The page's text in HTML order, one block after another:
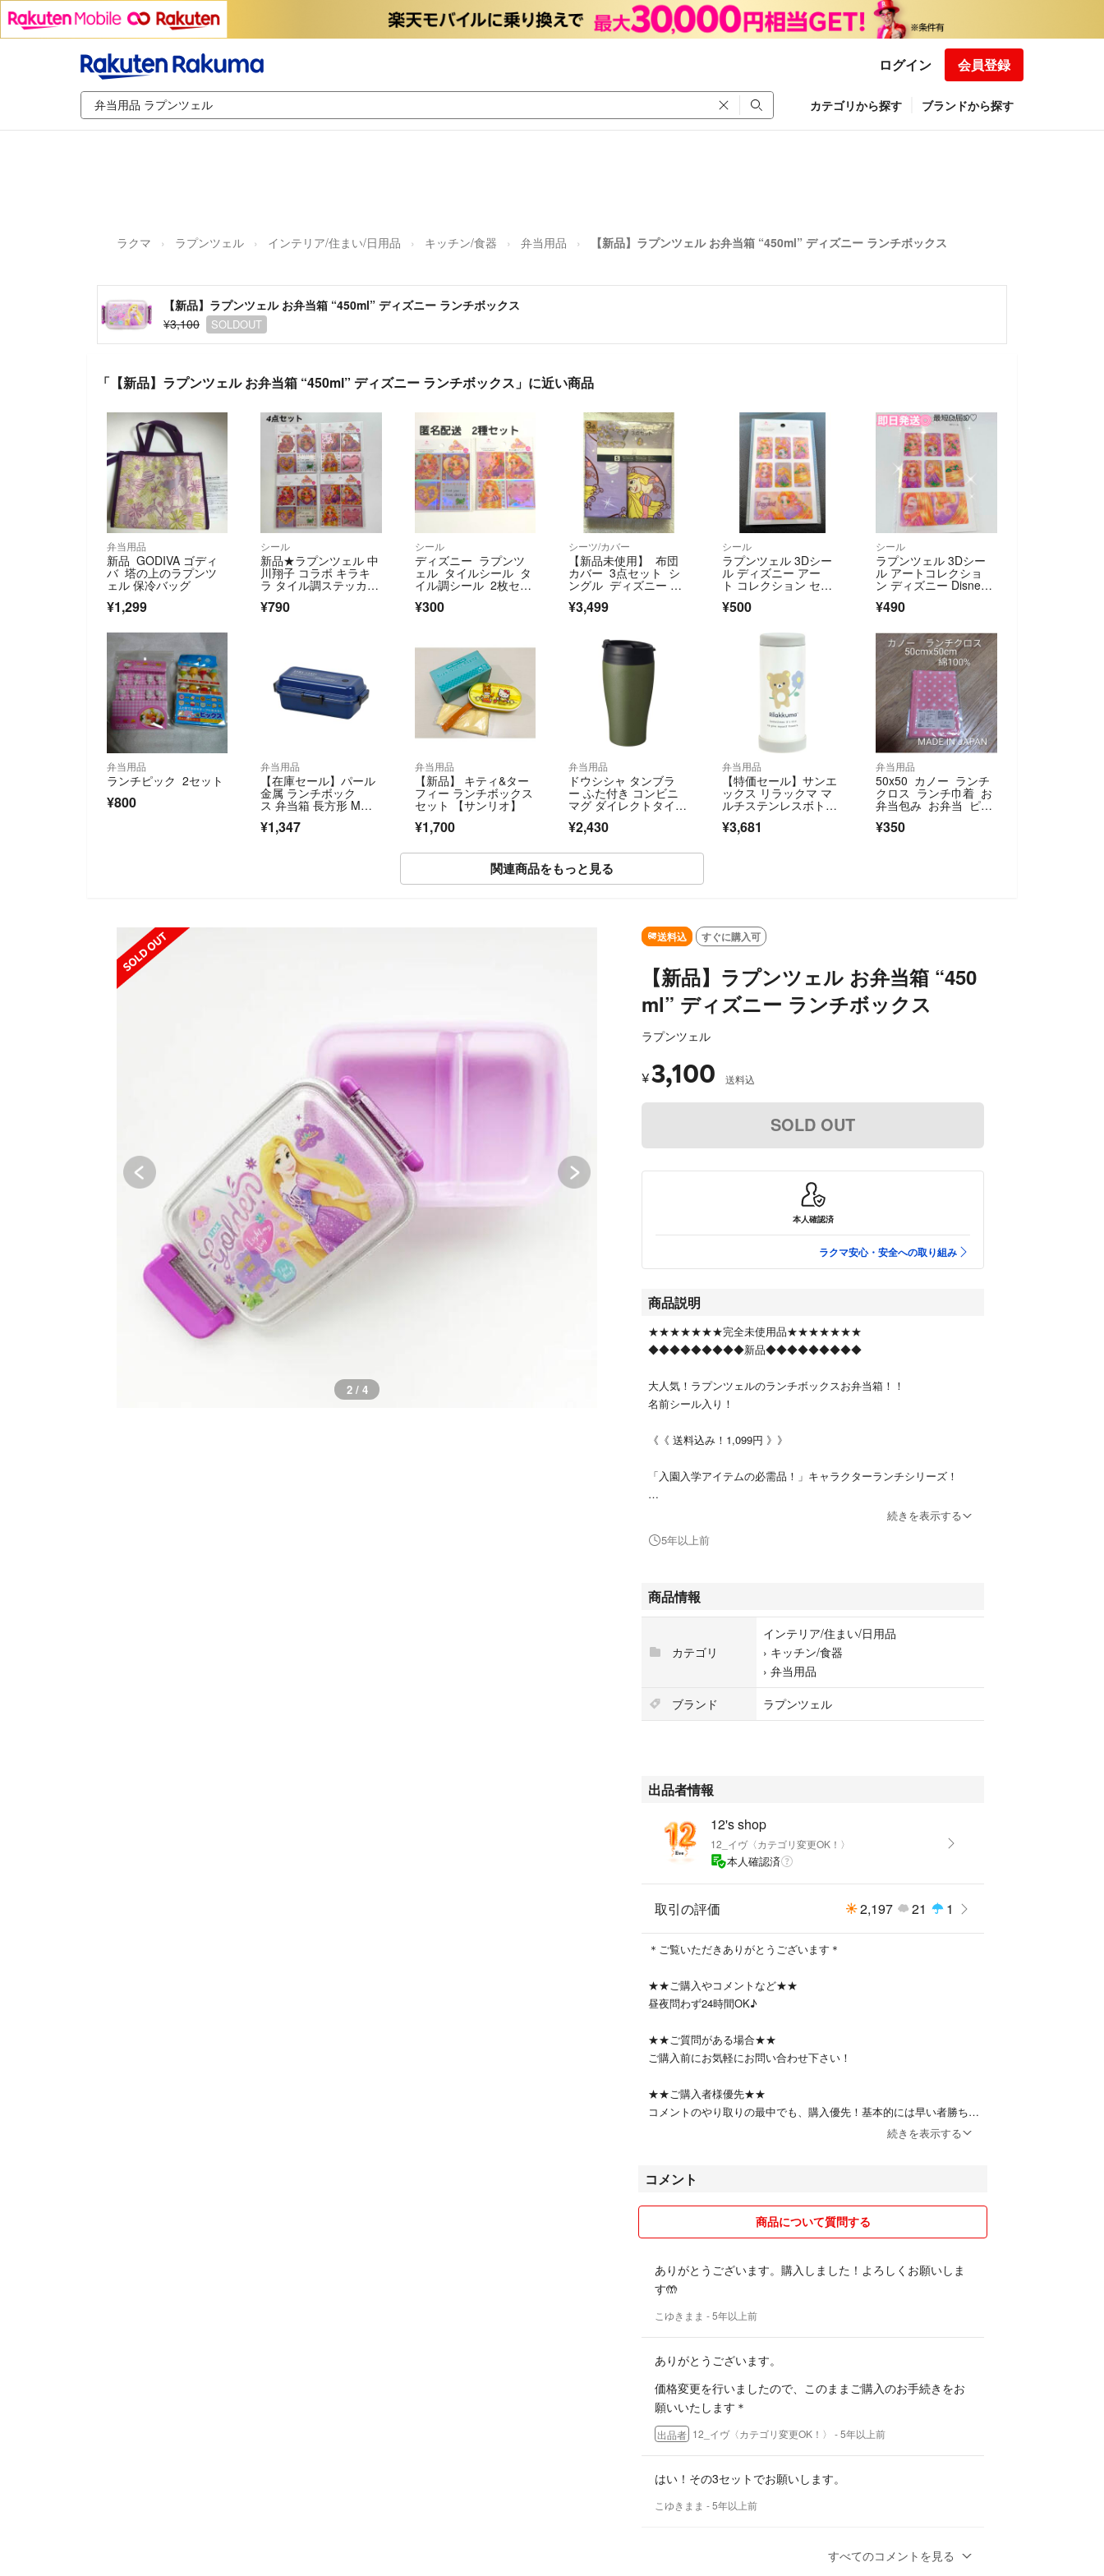
ログイン 会員登録
カテゴリから探す ブランドから探す
ラクマ ラプンツェル インテリア/住まい/日用品 キッチン/食器 弁当用品 【新品】ラプンツェル お弁当箱 “450ml” ディズニー ランチボックス
【新品】ラプンツェル お弁当箱 “450ml” ディズニー ランチボックス
¥3,100
SOLDOUT
「【新品】ラプンツェル お弁当箱 “450ml” ディズニー ランチボックス」に近い商品
弁当用品
新品 GODIVA ゴディ
バ 塔の上のラプンツ
ェル 保冷バッグ​
¥1,299
シール
新品★ラプンツェル 中
川翔子 コラボ キラキ
ラ タイル調ステッカ
ー 4点セット
¥790
シール
ディズニー ラプンツ
ェル タイルシール タ
イル調シール 2枚セッ
ト
¥300
シーツ/カバー
【新品未使用】 布団
カバー 3点セット シ
ングル ディズニー ラ
プンツェル
¥3,499
シール
ラプンツェル 3Dシー
ル ディズニー アー
ト コレクション セリ
ア 中川翔子
¥500
シール
ラプンツェル 3Dシー
ル アートコレクショ
ン ディズニー Disne
y 中川翔子
¥490
弁当用品
ランチピック 2セット
¥800
弁当用品
【在庫セール】パール
金属 ランチボック
ス 弁当箱 長方形 Mサ
¥1,347
弁当用品
【新品】 キティ&ター
フィー ランチボックス
セット 【サンリオ】
¥1,700
弁当用品
ドウシシャ タンブラ
ー ふた付き コンビニ
マグ ダイレクトタイ
ップ 360m
¥2,430
弁当用品
【特価セール】サンエ
ックス リラックマ マ
ルチステンレスボト
¥3,681
弁当用品
50x50 カノー ランチ
クロス ランチ巾着 お
弁当包み お弁当 ピン
¥350
関連商品をもっと見る
3 / 4
送料込 すぐに購入可
【新品】ラプンツェル お弁当箱 “450
ml” ディズニー ランチボックス
ラプンツェル
¥3,100 送料込
SOLD OUT
本人確認済
ラクマ安心・安全への取り組み
商品説明
★★★★★★★完全未使用品★★★★★★★
◆◆◆◆◆◆◆◆◆新品◆◆◆◆◆◆◆◆◆
大人気！ラプンツェルのランチボックスお弁当箱！！
名前シール入り！
《《 送料込み！1,099円 》》
「入園入学アイテムの必需品！」キャラクターランチシリーズ！
新入園・新入学や各種イベントのギフト・プレゼントに喜ばれる事間
もちろん、普段使いにも最適！
電子レンジ可、食洗機対応、名前シール入り
★サイズ
★容量
即購入！コメント無し購入も！大歓迎です♪
#ランチセット
#ディズニー弁当
#弁当箱
#幼稚園ランチセット
#保育園ランチセット
#小学生ランチセット
#大人気
#学生
#二段お弁当箱
#子供お弁当箱
子レンジ対応 食洗機対応 食器 昼食 遠足 キッチン 台所 ギフト プレゼ
ント 子供 子ども おはし お箸 ケース キャラクター お弁当 ランチグッ
ズ ランチ用品 ランチセット 給食 キッズ 男の子 男児 女の子 女児 カ
続きを表示する
5年以上前
商品情報
カテゴリ
インテリア/住まい/日用品
› キッチン/食器
› 弁当用品
ブランド
ラプンツェル
出品者情報
12's shop
12_イヴ〈カテゴリ変更OK！〉
本人確認済
取引の評価 2,197 21 1
＊ご覧いただきありがとうございます＊
★★ご購入やコメントなど★★
昼夜問わず24時間OK♪
★★ご質問がある場合★★
ご購入前にお気軽にお問い合わせ下さい！
★★ご購入者様優先★★
コメントのやり取りの最中でも、購入優先！基本的には早い者勝ちに
仕入れ値や配送料金を調整しプライシングしております。
・複数点ご購入の場合、可能な場合に限り送料カットの値引き対応を
※値下げ交渉に応じなかったが故に、遺憾ながら報復評価（悪評価を
付ける行為）を受ける事例が頻発し迷惑行為を確認しております。
●これまで相当数のお取り引き・ご評価を頂戴し、残念ながら事実に
反したご評価を頂戴することがございます。
皆様に育てていただき、事実に基づきご指摘頂いた点は日々改善をし
ております。
◯プロフィール及び商品説明文をご一読頂けずに詳細をご理解され
ず、評価にて不服をお申し付けられる事例も発生してございます。
是非最後までお目通しをして頂きご承知の上で、ご購入を宜しくお願
＊━━━━・・・・・・・・・・・・・・━━━━＊
続きを表示する
コメント
商品について質問する
ありがとうございます。購入しました！よろしくお願いしま
す🤲
こゆきまま - 5年以上前
ありがとうございます。
価格変更を行いましたので、このままご購入のお手続きをお
願いいたします＊
出品者 12_イヴ〈カテゴリ変更OK！〉 - 5年以上前
はい！その3セットでお願いします。
こゆきまま - 5年以上前
すべてのコメントを見る